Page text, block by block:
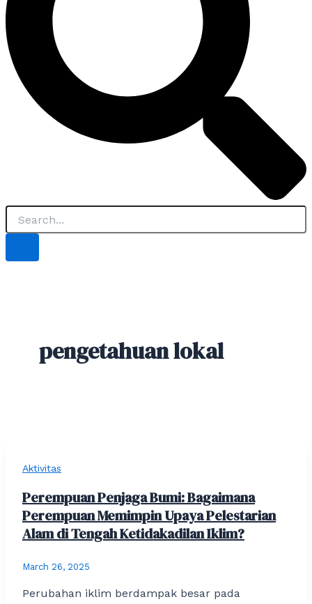
pengetahuan lokal
Aktivitas
Perempuan Penjaga Bumi: Bagaimana
Perempuan Memimpin Upaya Pelestarian
Alam di Tengah Ketidakadilan Iklim?
March 26, 2025
Perubahan iklim berdampak besar pada